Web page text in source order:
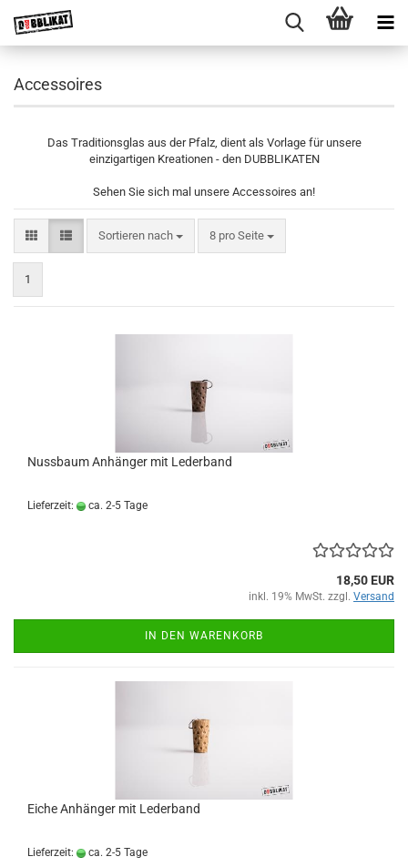
Accessoires
Das Traditionsglas aus der Pfalz, dient als Vorlage für unsere
einzigartigen Kreationen - den DUBBLIKATEN
Sehen Sie sich mal unsere Accessoires an!
Sortieren nach
Sortieren nach 8 pro Seite
pro Seite
1
Nussbaum Anhänger mit Lederband
Lieferzeit: ca. 2-5 Tage
18,50 EUR
inkl. 19% MwSt. zzgl. Versand
IN DEN WARENKORB
Eiche Anhänger mit Lederband
Lieferzeit: ca. 2-5 Tage